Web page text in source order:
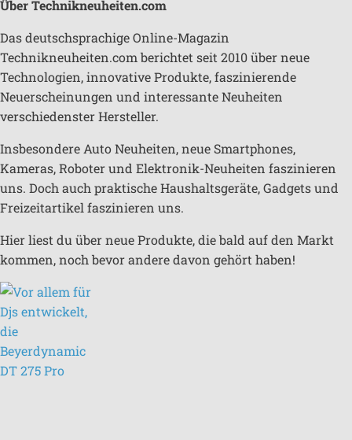
Über Technikneuheiten.com
Das deutschsprachige Online-Magazin
Technikneuheiten.com berichtet seit 2010 über neue
Technologien, innovative Produkte, faszinierende
Neuerscheinungen und interessante Neuheiten
verschiedenster Hersteller.
Insbesondere Auto Neuheiten, neue Smartphones,
Kameras, Roboter und Elektronik-Neuheiten faszinieren
uns. Doch auch praktische Haushaltsgeräte, Gadgets und
Freizeitartikel faszinieren uns.
Hier liest du über neue Produkte, die bald auf den Markt
kommen, noch bevor andere davon gehört haben!